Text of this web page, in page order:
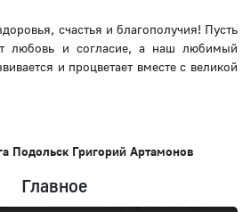
счастья и благополучия! Пусть
любовь и согласие, а наш любимый
и процветает вместе с великой
Подольск Григорий Артамонов
Главное